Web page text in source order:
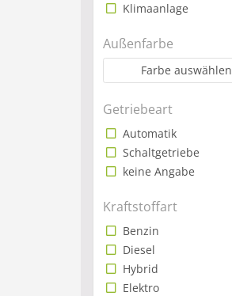
Klimaanlage
Außenfarbe
Farbe auswählen
Getriebeart
Automatik
Schaltgetriebe
keine Angabe
Kraftstoffart
Benzin
Diesel
Hybrid
Elektro